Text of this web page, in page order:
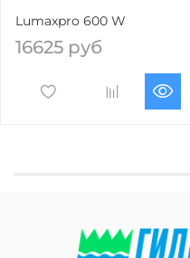
Lumaxpro 600 W
16625 руб